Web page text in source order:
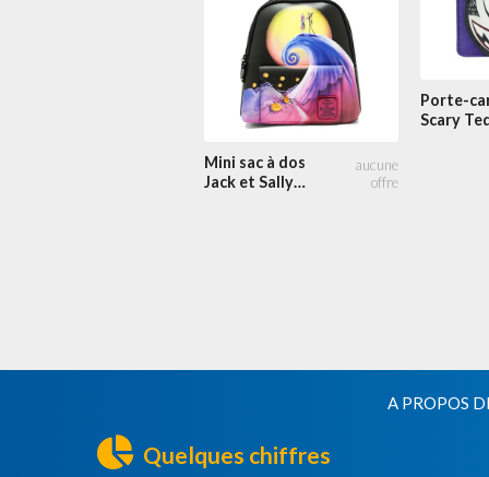
Mini sac à dos
Jack et Sally
Porte-
Scary
A PROPOS
Quelques chiffres